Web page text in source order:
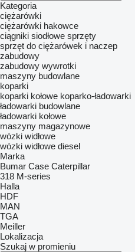
Kategoria
ciężarówki
ciężarówki hakowce
ciągniki siodłowe sprzęty
sprzęt do ciężarówek i naczep
zabudowy
zabudowy wywrotki
maszyny budowlane
koparki
koparki kołowe koparko-ładowarki
ładowarki budowlane
ładowarki kołowe
maszyny magazynowe
wózki widłowe
wózki widłowe diesel
Marka
Bumar Case Caterpillar
318 M-series
Halla
HDF
MAN
TGA
Meiller
Lokalizacja
Szukaj w promieniu